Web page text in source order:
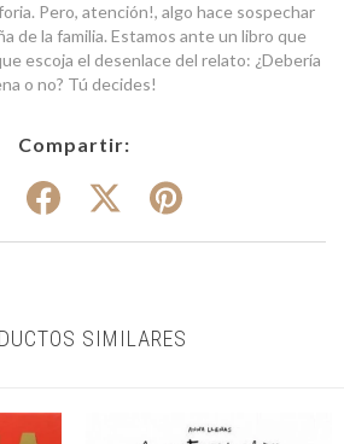
Pero, atención!, algo hace sospechar
de la familia. Estamos ante un libro que
escoja el desenlace del relato: ¿Debería
o no? Tú decides!
Compartir:
SIMILARES